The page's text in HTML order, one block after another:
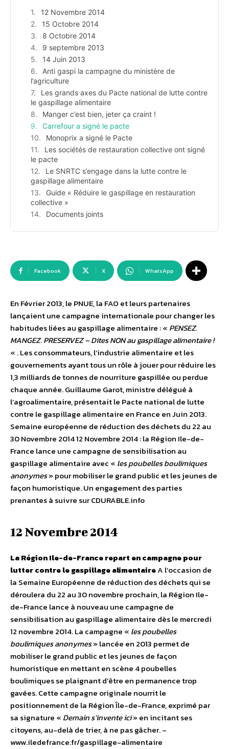
12 Novembre 2014
15 Octobre 2014
8 Octobre 2014
9 septembre 2013
14 Juin 2013
Anti gaspi la campagne du ministère de
l’agriculture
Les grands axes du Pacte national de lutte contre
le gaspillage alimentaire
Manger c’est bien, jeter ça craint !
Carrefour a signé le pacte
Monoprix a signé le Pacte
Les sociétés de restauration collective ont signé
le pacte
Le SNRTC s’engage dans la lutte contre le
gaspillage alimentaire
Guide « Réduire le gaspillage en restauration
collective »
Documents joints
Facebook X WhatsApp
En Février 2013, le PNUE, la FAO et leurs partenaires
lançaient une campagne internationale pour changer les
habitudes liées au gaspillage alimentaire : « PENSEZ.
MANGEZ. PRESERVEZ – Dites NON au gaspillage alimentaire !
« . Les consommateurs, l’industrie alimentaire et les
gouvernements ayant tous un rôle à jouer pour réduire les
1,3 milliards de tonnes de nourriture gaspillée ou perdue
chaque année. Guillaume Garot, ministre délégué à
l’agroalimentaire, présentait le Pacte national de lutte
contre le gaspillage alimentaire en France en Juin 2013.
Semaine européenne de réduction des déchets du 22 au
30 Novembre 2014 12 Novembre 2014 : la Région Ile-de-
France lance une campagne de sensibilisation au
gaspillage alimentaire avec « les poubelles boulimiques
anonymes» pour mobiliser le grand public et les jeunes de
façon humoristique. Un engagement des parties
prenantes à suivre sur CDURABLE.info
12 Novembre 2014
La Région Ile-de-France repart en campagne pour
lutter contre le gaspillage alimentaireA l’occasion de
la Semaine Européenne de réduction des déchets qui se
déroulera du 22 au 30 novembre prochain, la Région Ile-
de-France lance à nouveau une campagne de
sensibilisation au gaspillage alimentaire dès le mercredi
12 novembre 2014. La campagne « les poubelles
boulimiques anonymes» lancée en 2013 permet de
mobiliser le grand public et les jeunes de façon
humoristique en mettant en scène 4 poubelles
boulimiques se plaignant d’être en permanence trop
gavées. Cette campagne originale nourrit le
positionnement de la Région Île-de-France, exprimé par
sa signature « Demain s’invente ici» en incitant ses
citoyens, au-delà de trier, à ne pas gâcher. –
www.iledefrance.fr/gaspillage-alimentaire